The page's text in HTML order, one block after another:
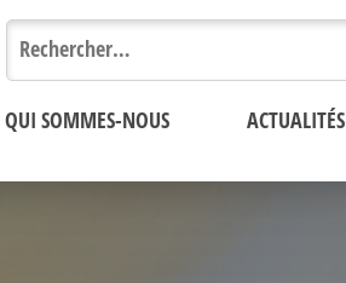
Rechercher :
QUI SOMMES-NOUS ACTUALITÉS